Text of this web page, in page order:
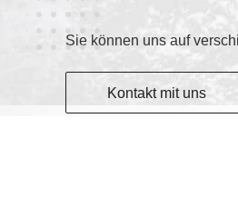
Kontakt mit uns